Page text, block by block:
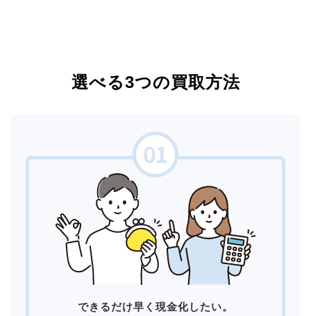
選べる3つの買取方法
できるだけ早く現金化したい。